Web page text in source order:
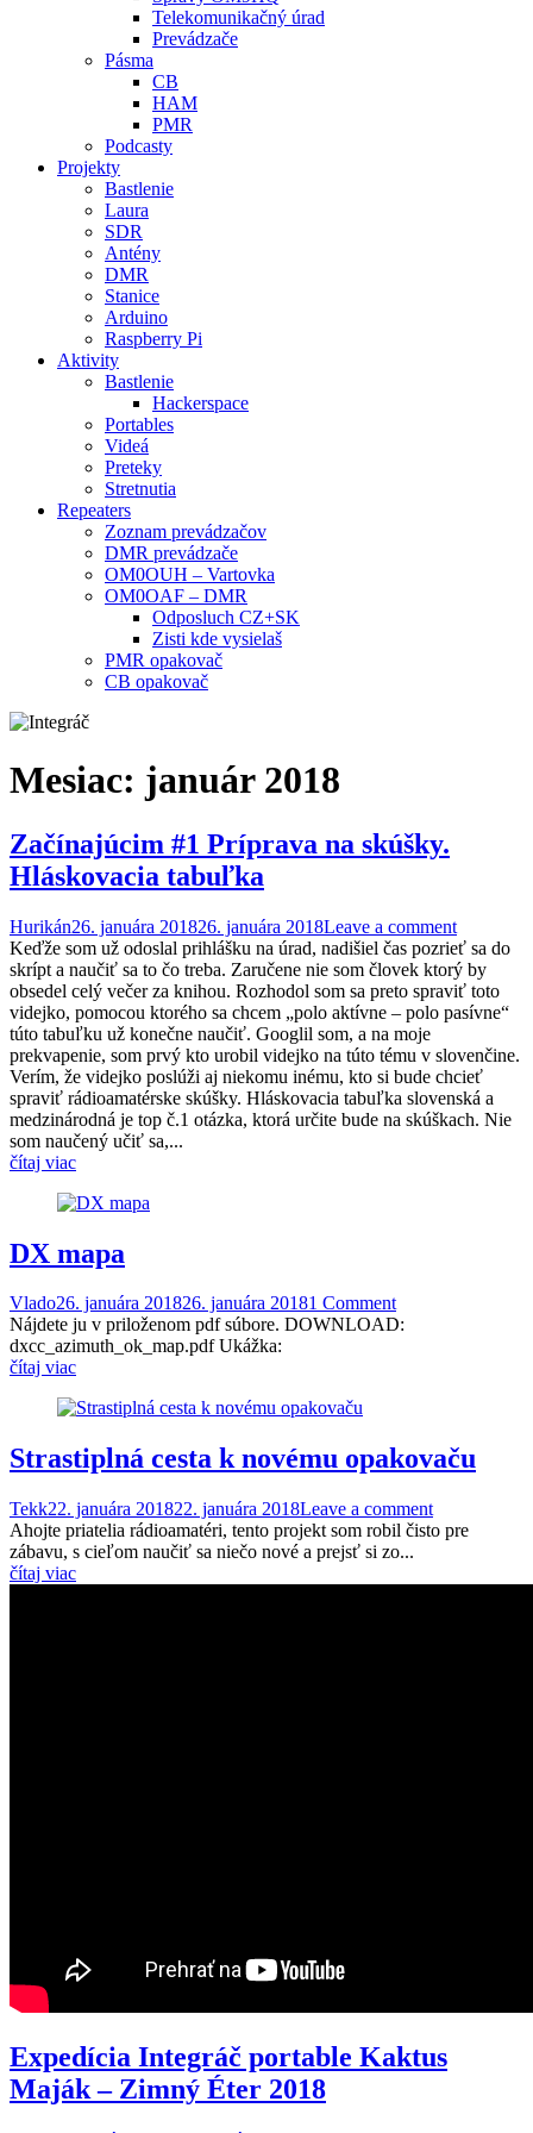
Telekomunikačný úrad
Prevádzače
Pásma
CB
HAM
PMR
Podcasty
Projekty
Bastlenie
Laura
SDR
Antény
DMR
Stanice
Arduino
Raspberry Pi
Aktivity
Bastlenie
Hackerspace
Portables
Videá
Preteky
Stretnutia
Repeaters
Zoznam prevádzačov
DMR prevádzače
OM0OUH – Vartovka
OM0OAF – DMR
Odposluch CZ+SK
Zisti kde vysielaš
PMR opakovač
CB opakovač
Mesiac: január 2018
Začínajúcim #1 Príprava na skúšky.
Hláskovacia tabuľka
Hurikán26. januára 201826. januára 2018Leave a comment
Keďže som už odoslal prihlášku na úrad, nadišiel čas pozrieť sa do
skrípt a naučiť sa to čo treba. Zaručene nie som človek ktorý by
obsedel celý večer za knihou. Rozhodol som sa preto spraviť toto
videjko, pomocou ktorého sa chcem „polo aktívne – polo pasívne“
túto tabuľku už konečne naučiť. Googlil som, a na moje
prekvapenie, som prvý kto urobil videjko na túto tému v slovenčine.
Verím, že videjko poslúži aj niekomu inému, kto si bude chcieť
spraviť rádioamatérske skúšky. Hláskovacia tabuľka slovenská a
medzinárodná je top č.1 otázka, ktorá určite bude na skúškach. Nie
som naučený učiť sa,...
čítaj viac
DX mapa
Vlado26. januára 201826. januára 20181 Comment
Nájdete ju v priloženom pdf súbore. DOWNLOAD:
dxcc_azimuth_ok_map.pdf Ukážka:
čítaj viac
Strastiplná cesta k novému opakovaču
Tekk22. januára 201822. januára 2018Leave a comment
Ahojte priatelia rádioamatéri, tento projekt som robil čisto pre
zábavu, s cieľom naučiť sa niečo nové a prejsť si zo...
čítaj viac
Expedícia Integráč portable Kaktus
Maják – Zimný Éter 2018